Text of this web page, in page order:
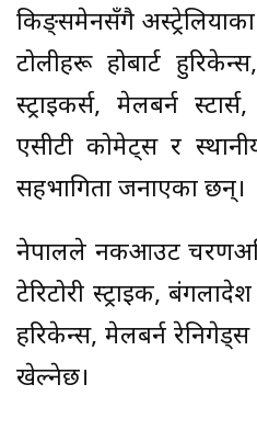
किङ्समेनसँगै
टोलीहरू होबार्ट
स्ट्राइकर्स, मेलबर्न
एसीटी कोमेट्स र
सहभागिता जनाएका छन्।
नेपालले नकआउट
टेरिटोरी स्ट्राइक,
हरिकेन्स, मेलबर्न रेनिगेड्स
खेल्नेछ।